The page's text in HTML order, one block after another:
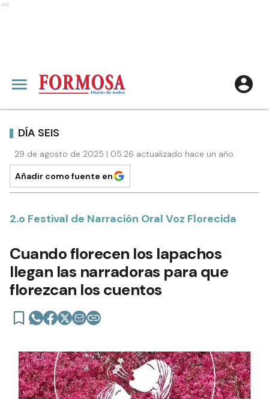
Ads
DÍA SEIS
29 de agosto de 2025 | 05:26 actualizado hace un año
Añadir como fuente en
2.o Festival de Narración Oral Voz Florecida
Cuando florecen los lapachos
llegan las narradoras para que
florezcan los cuentos